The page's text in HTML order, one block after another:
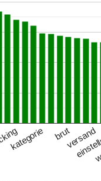
kategorie brutversand